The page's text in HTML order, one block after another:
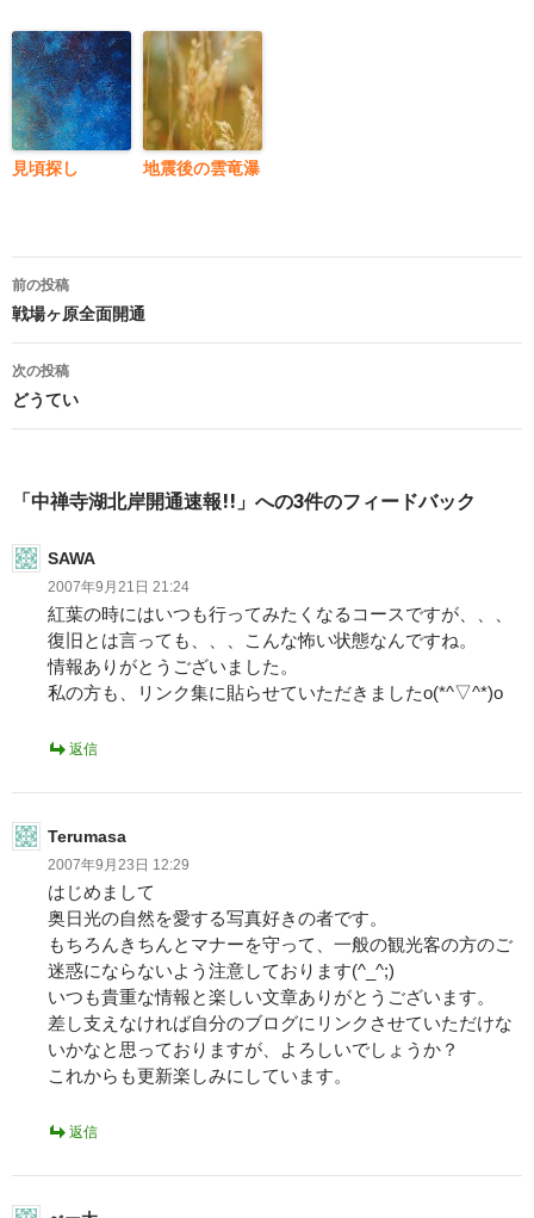
見頃探し 地震後の雲竜瀑
投
稿
ナ
ビ
ー
ョ
前の投稿
戦場ヶ原全面開通
次の投稿
どうてい
「中禅寺湖北岸開通速報!!」への3件のフィードバック
SAWA
2007年9月21日 21:24
紅葉の時にはいつも行ってみたくなるコースですが、、、
復旧とは言っても、、、こんな怖い状態なんですね。
情報ありがとうございました。
私の方も、リンク集に貼らせていただきましたo(*^▽^*)o
返信
Terumasa
2007年9月23日 12:29
はじめまして
奥日光の自然を愛する写真好きの者です。
もちろんきちんとマナーを守って、一般の観光客の方のご
迷惑にならないよう注意しております(^_^;)
いつも貴重な情報と楽しい文章ありがとうございます。
差し支えなければ自分のブログにリンクさせていただけな
いかなと思っておりますが、よろしいでしょうか？
これからも更新楽しみにしています。
返信